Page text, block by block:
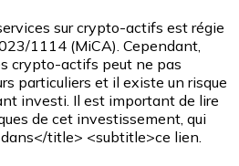
sur crypto-actifs est régie
1114 (MiCA). Cependant,
crypto-actifs peut ne pas
particuliers et il existe un risque
investi. Il est important de lire
de cet investissement, qui
title> <subtitle>ce lien.